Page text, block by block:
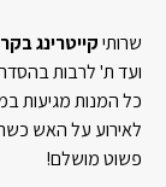
שרותיקייטרינג
ועד ת' לרבות
כל המנות מגיעות
לאירוע על האש
פשוט מושלם!